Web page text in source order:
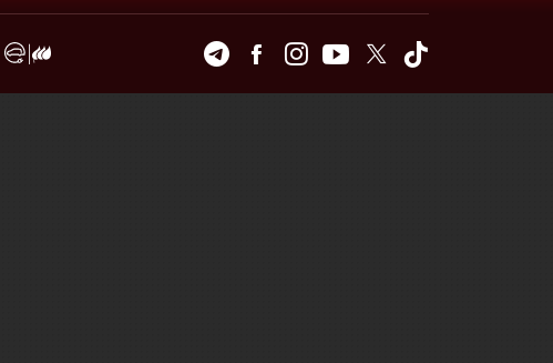
TelegramFacebookInstagramYoutubeTwitter